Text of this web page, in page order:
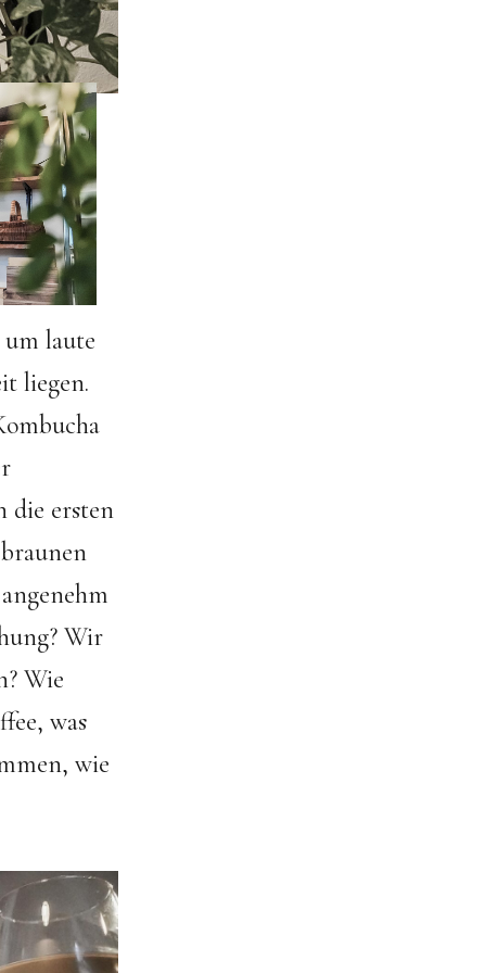
laute
liegen.
die ersten
Wir
Wie
was
wie